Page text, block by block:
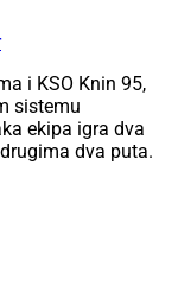
i KSO Knin 95,
sistemu
ekipa igra dva
dva puta.